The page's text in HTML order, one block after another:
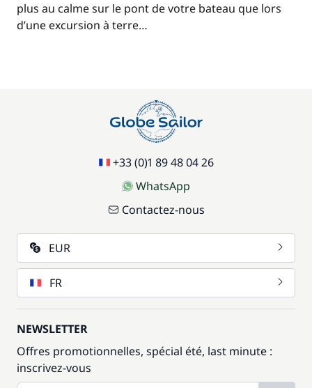
plus au calme sur le pont de votre bateau que lors
d’une excursion à terre…
+33 (0)1 89 48 04 26
WhatsApp
Contactez-nous
EUR
FR
NEWSLETTER
Offres promotionnelles, spécial été, last minute :
inscrivez-vous